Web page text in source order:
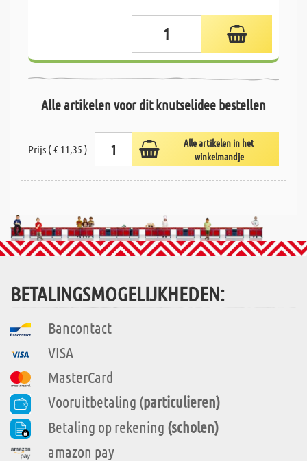
Alle artikelen voor dit knutselidee bestellen
Prijs ( € 11,35 )
Alle artikelen in het
winkelmandje
BETALINGSMOGELIJKHEDEN:
Bancontact
VISA
MasterCard
Vooruitbetaling (particulieren)
Betaling op rekening (scholen)
amazon pay